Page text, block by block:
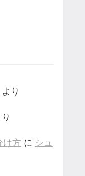
より
け方 に シュ